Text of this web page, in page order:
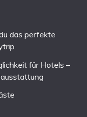
das perfekte
für Hotels –